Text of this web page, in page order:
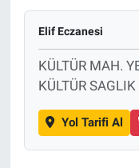
Elif Eczanesi
KÜLTÜR MAH.
KÜLTÜR
Yol Tarifi Al